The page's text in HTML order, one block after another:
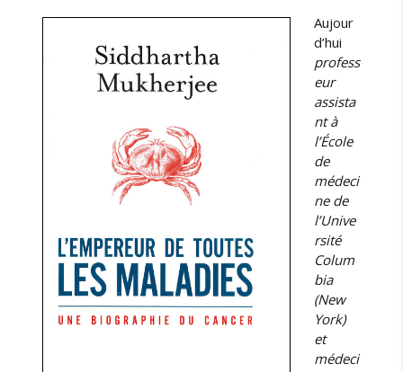
t
h
é
l
a
B
I
S
a
n
t
é
Aujour
d’hui
profess
eur
assista
nt à
l’École
de
médeci
ne de
l’Unive
rsité
Colum
bia
(New
York)
et
médeci